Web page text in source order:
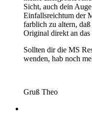
Sicht, auch dein
Einfallsreichtum der
farblich zu altern,
Original direkt an
Sollten dir die MS
wenden, hab noch
Gruß Theo